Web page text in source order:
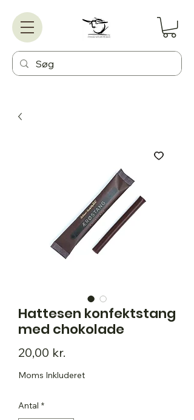
Hattesen konfektstang
med chokolade
20,00 kr.
Moms Inkluderet
Antal *